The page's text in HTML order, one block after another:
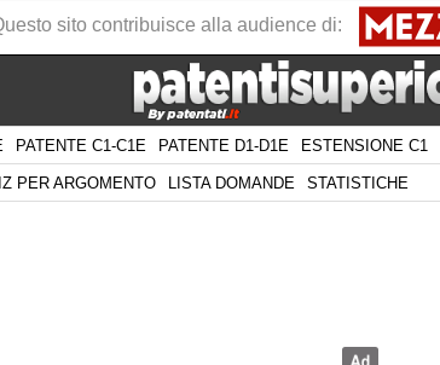
PATENTE C1-C1E PATENTE D1-D1E ESTENSIONE C1
PER ARGOMENTO LISTA DOMANDE STATISTICHE
sito contribuisce alla audience di: